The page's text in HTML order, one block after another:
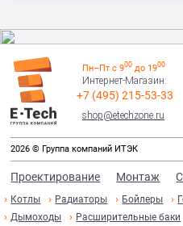
Пн–Пт с 900до 1900
Интернет-Магазин:
+7 (495) 215-53-33
shop@etechzone.ru
2026 © Группа компаний ИТЭК
Проектирование Монтаж
Котлы Радиаторы Бойлеры
Дымоходы
Расширительные баки